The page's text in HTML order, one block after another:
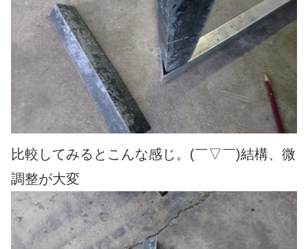
比較してみるとこんな感じ。(￣▽￣)結構、微
調整が大変